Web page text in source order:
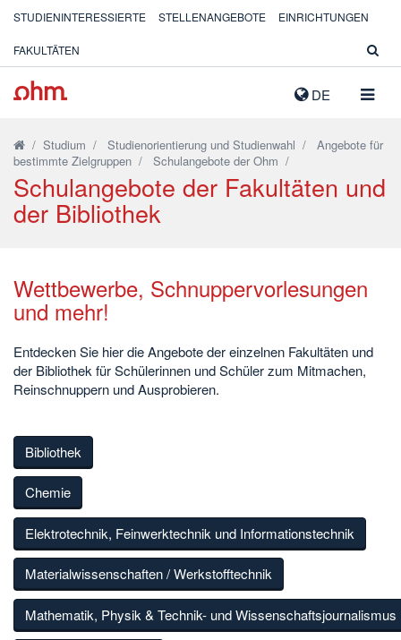
DE
STUDIENINTERESSIERTE STELLENANGEBOTE EINRICHTUNGEN
FAKULTÄTEN
/ Studium / Studienorientierung und Studienwahl / Angebote für
bestimmte Zielgruppen / Schulangebote der Ohm /
Schulangebote der Fakultäten und
der Bibliothek
Wettbewerbe, Schnuppervorlesungen
und mehr!
Entdecken Sie hier die Angebote der einzelnen Fakultäten und
der Bibliothek für Schülerinnen und Schüler zum Mitmachen,
Reinschnuppern und Ausprobieren.
Bibliothek
Chemie
Elektrotechnik, Feinwerktechnik und Informationstechnik
Materialwissenschaften / Werkstofftechnik
Mathematik, Physik & Technik- und Wissenschaftsjournalismus